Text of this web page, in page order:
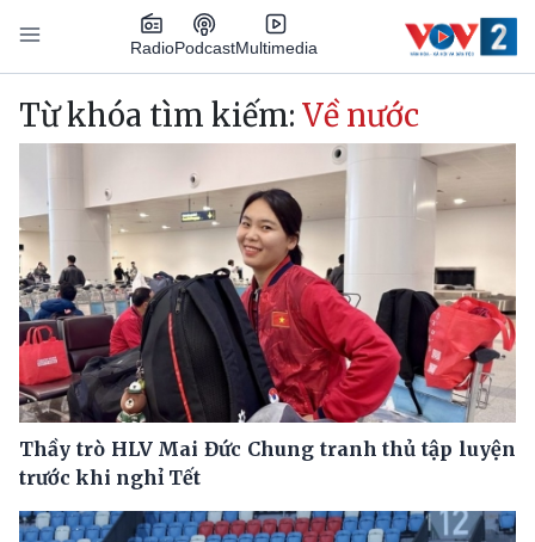
Nhảy đến nội dung
RadioPodcastMultimedia
Main navigation
Từ khóa tìm kiếm: Về nước
Thầy trò HLV Mai Đức Chung tranh thủ tập luyện
trước khi nghỉ Tết